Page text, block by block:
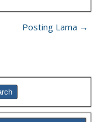
Posting Lama →